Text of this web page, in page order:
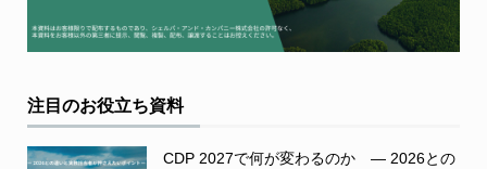
注目のお役立ち資料
CDP 2027で何が変わるのか ― 2026との